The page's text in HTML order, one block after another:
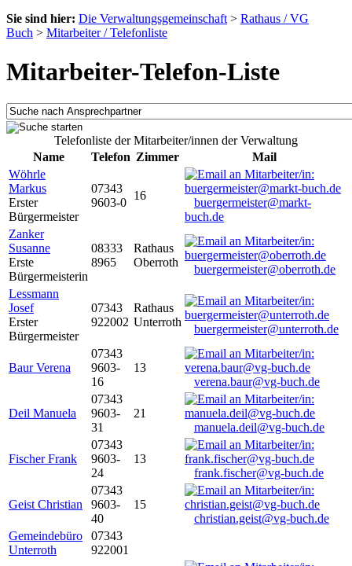
Sie sind hier: Die Verwaltungsgemeinschaft > Rathaus / VG
Buch > Mitarbeiter / Telefonliste
Mitarbeiter-Telefon-Liste
Telefonliste der Mitarbeiter/innen der Verwaltung
Name
Telefon Zimmer
Mail
Wöhrle
Markus
Erster
Bürgermeister
07343
9603-0
16
buergermeister@markt-
buch.de
Zanker
Susanne
Erste
Bürgermeisterin
08333
8965
Rathaus
Oberroth
buergermeister@oberroth.de
Lessmann
Josef
Erster
Bürgermeister
07343
922002
Rathaus
Unterroth
buergermeister@unterroth.de
Baur Verena
07343
9603-
16
13
verena.baur@vg-buch.de
Deil Manuela
07343
9603-
31
21
manuela.deil@vg-buch.de
Fischer Frank
07343
9603-
24
13
frank.fischer@vg-buch.de
Geist Christian
07343
9603-
40
15
christian.geist@vg-buch.de
Gemeindebüro
Unterroth
07343
922001